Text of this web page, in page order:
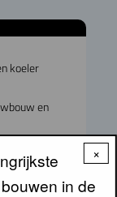
koeler
en
tegen de
×
in de